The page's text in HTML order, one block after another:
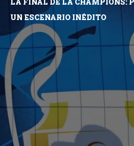
LA FINAL DE LA CHAMPIONS:
UN ESCENARIO INÉDITO